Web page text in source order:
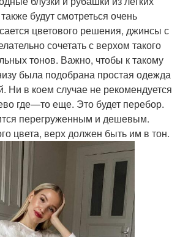
будут смотреться очень
цветового решения, джинсы с
сочетать с верхом такого
тонов. Важно, чтобы к такому
была подобрана простая одежда
Ни в коем случае не рекомендуется
где—то еще. Это будет перебор.
перегруженным и дешевым.
цвета, верх должен быть им в тон.